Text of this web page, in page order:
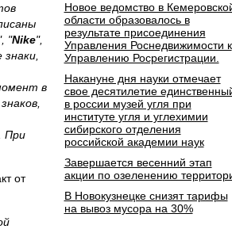
"Nike",
в
При
от
Новое ведомство в
области образовалось в
результате присоединения
Управления Роснедвижимости к
Управлению Росрегистрации.
Накануне дня науки отмечает
свое десятилетие
в россии музей угля при
институте угля и углехимии
сибирского отделения
российской академии наук
Завершается весенний этап
акции по озеленению
В Новокузнецке снизят тарифы
на вывоз мусора на 30%